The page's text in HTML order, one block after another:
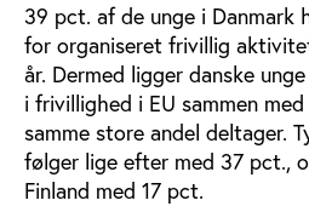
39 pct. af de unge i Danmark
for organiseret frivillig
år. Dermed ligger danske
i frivillighed i EU sammen
samme store andel deltager.
følger lige efter med 37 pct.,
Finland med 17 pct.